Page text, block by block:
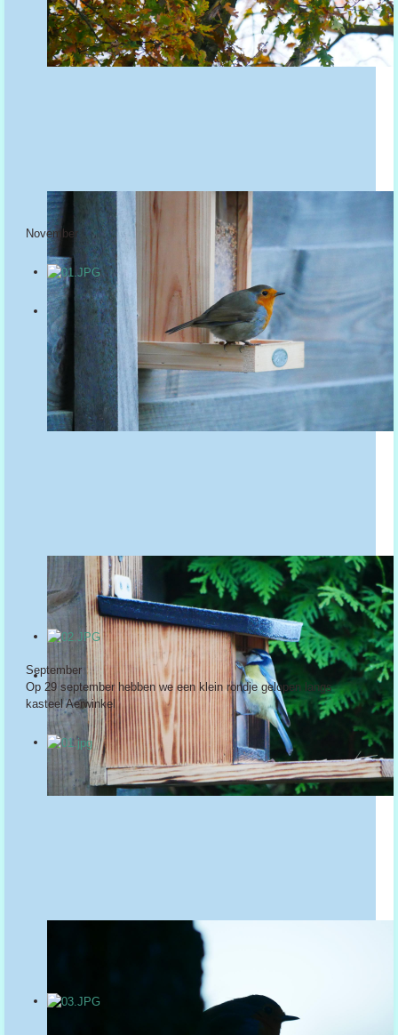
November
September
Op 29 september hebben we een klein rondje gelopen langs
kasteel Aerwinkel